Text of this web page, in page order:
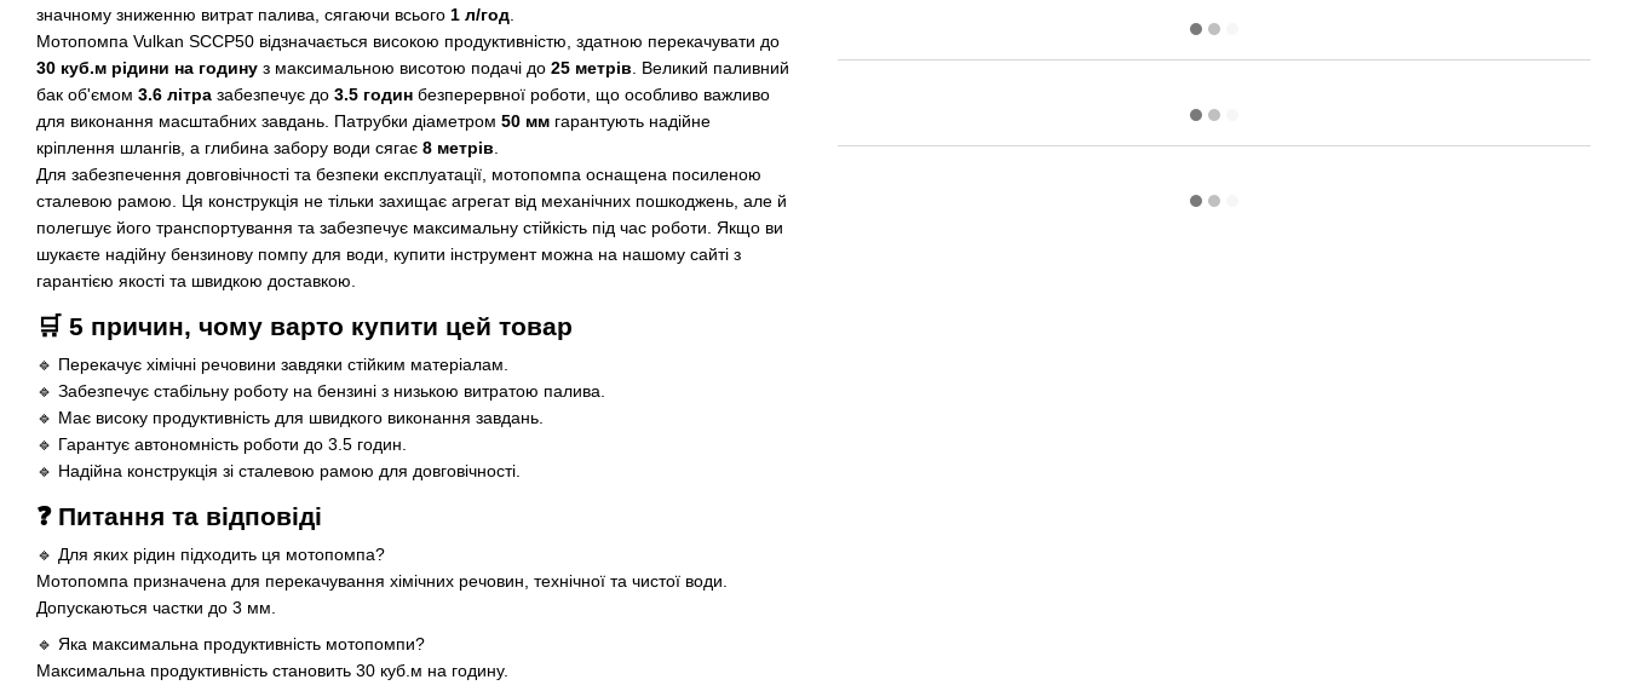
значному зниженню витрат палива, сягаючи всього 1 л/год
Мотопомпа Vulkan SCCP50 відзначається високою продуктивністю, здатною перекачувати до
30 куб.м рідини на годину з максимальною висотою подачі до 25 метрів . Великий паливний
бак об'ємом 3.6 літра забезпечує до 3.5 годин безперервної роботи, що особливо важливо
для виконання масштабних завдань. Патрубки діаметром 50 мм гарантують надійне
кріплення шлангів, а глибина забору води сягає 8 метрів
Для забезпечення довговічності та безпеки експлуатації, мотопомпа оснащена посиленою
сталевою рамою. Ця конструкція не тільки захищає агрегат від механічних пошкоджень, але й
полегшує його транспортування та забезпечує максимальну стійкість під час роботи. Якщо ви
шукаєте надійну бензинову помпу для води, купити інструмент можна на нашому сайті з
гарантією якості та швидкою доставкою.
🛒 5 причин, чому варто купити цей товар
🔹 Перекачує хімічні речовини завдяки стійким матеріалам.
🔹 Забезпечує стабільну роботу на бензині з низькою витратою палива.
🔹 Має високу продуктивність для швидкого виконання завдань.
🔹 Гарантує автономність роботи до 3.5 годин.
🔹 Надійна конструкція зі сталевою рамою для довговічності.
❓ Питання та відповіді
🔹 Для яких рідин підходить ця мотопомпа?
Мотопомпа призначена для перекачування хімічних речовин, технічної та чистої води.
Допускаються частки до 3 мм.
🔹 Яка максимальна продуктивність мотопомпи?
Максимальна продуктивність становить 30 куб.м на годину.